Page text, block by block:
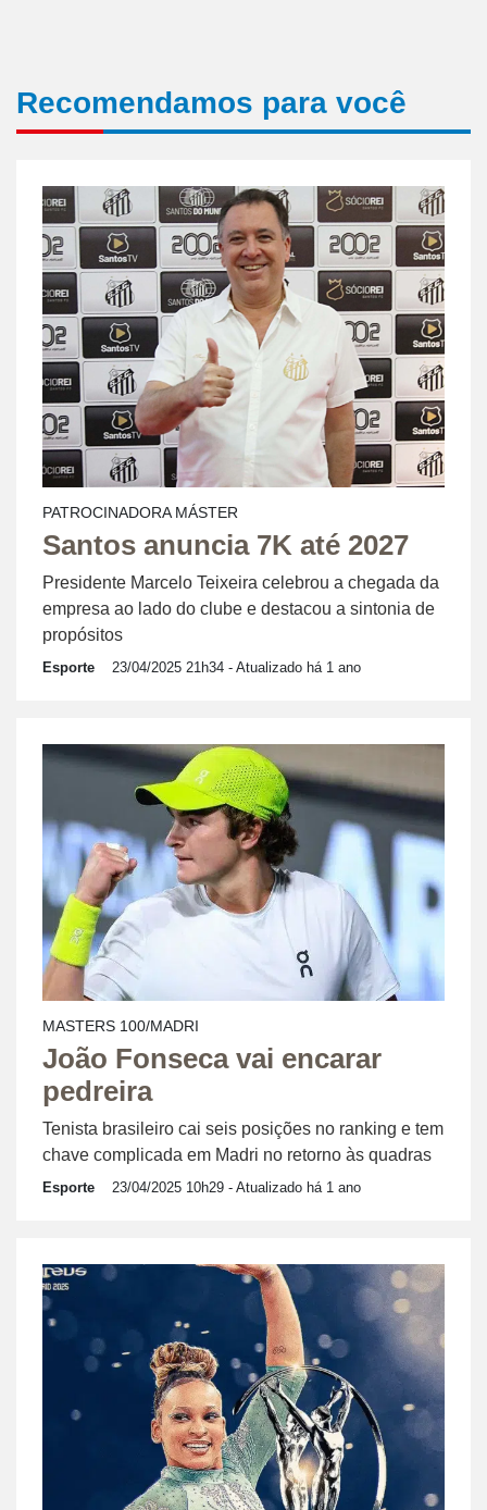
Recomendamos para você
PATROCINADORA MÁSTER
Santos anuncia 7K até 2027
Presidente Marcelo Teixeira celebrou a chegada da
empresa ao lado do clube e destacou a sintonia de
propósitos
Esporte 23/04/2025 21h34 - Atualizado há 1 ano
MASTERS 100/MADRI
João Fonseca vai encarar
pedreira
Tenista brasileiro cai seis posições no ranking e tem
chave complicada em Madri no retorno às quadras
Esporte 23/04/2025 10h29 - Atualizado há 1 ano